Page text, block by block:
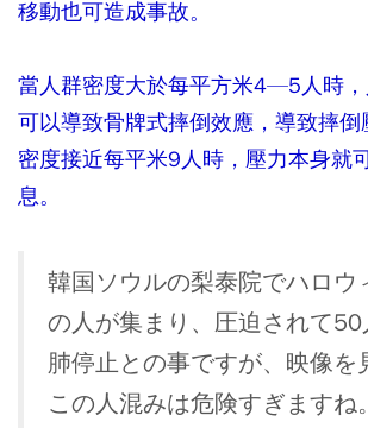
移動也可造成事故。
當人群密度大於每平方米4—5人時
可以導致骨牌式摔倒效應，導致摔
密度接近每平米9人時，壓力本身就
息。
韓国ソウルの梨泰院でハロウ
の人が集まり、圧迫されて
肺停止との事ですが、映像を
この人混みは危険すぎますね。